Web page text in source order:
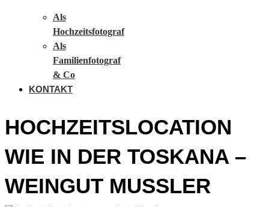
Als
Hochzeitsfotograf
Als
Familienfotograf
& Co
KONTAKT
HOCHZEITSLOCATION
WIE IN DER TOSKANA –
WEINGUT MUSSLER